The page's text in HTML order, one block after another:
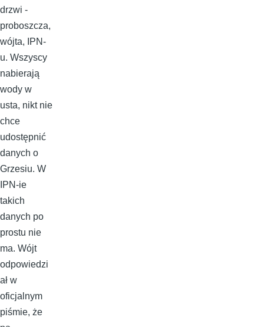
drzwi -
proboszcza,
wójta, IPN-
u. Wszyscy
nabierają
wody w
usta, nikt nie
chce
udostępnić
danych o
Grzesiu. W
IPN-ie
takich
danych po
prostu nie
ma. Wójt
odpowiedzi
ał w
oficjalnym
piśmie, że